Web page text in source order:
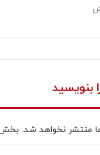
بنویسید
منتشر نخواهد شد.